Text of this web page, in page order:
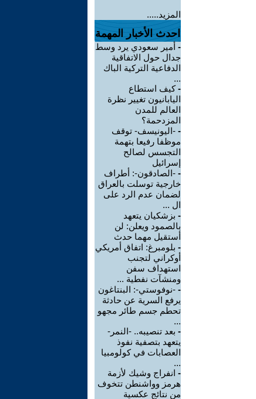
المزيد.....
احدث الأخبار المهمة
- أمير سعودي يرد وسط
جدال حول الاتفاقية
الدفاعية التركية الباك
...
-كيف استطاع
اليابانيون تغيير نظرة
العالم للمدن
المزدحمة؟
- -اليونيسف- توقف
موظفا رفيعا بتهمة
التجسس لصالح
إسرائيل
- -الصادقون-: أطراف
خارجية توسلت بالعراق
لضمان عدم الرد على
ال ...
- بزشكيان يتعهد
بالصمود ويعلن: لن
أستقيل مهما حدث
- بلومبرغ: اتفاق أمريكي
أوكراني لتجنب
استهداف سفن
ومنشآت نفطية ...
- -نوفوستي-: البنتاغون
يرفع السرية عن حادثة
تحطم جسم طائر مجهو
...
- بعد تنصيبه.. -النمر-
يتعهد بتصفية نفوذ
العصابات في كولومبيا
...
- انفراج وشيك لأزمة
هرمز وواشنطن تتخوف
من نتائج عكسية